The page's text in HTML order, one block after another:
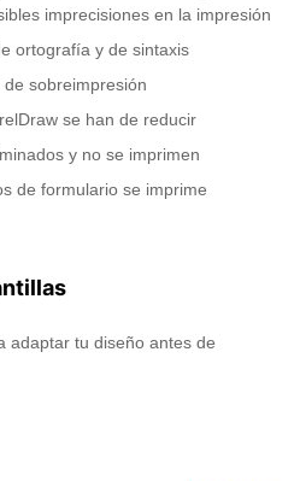
imprecisiones en la impresión
ortografía y de sintaxis
sobreimpresión
se han de reducir
y no se imprimen
de formulario se imprime
adaptar tu diseño antes de